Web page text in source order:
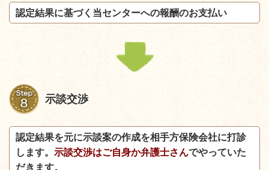
認定結果に基づく当センターへの報酬のお支払い
示談交渉
認定結果を元に示談案の作成を相手方保険会社に打診
します。 示談交渉はご自身か弁護士さんでやっていた
だきます。